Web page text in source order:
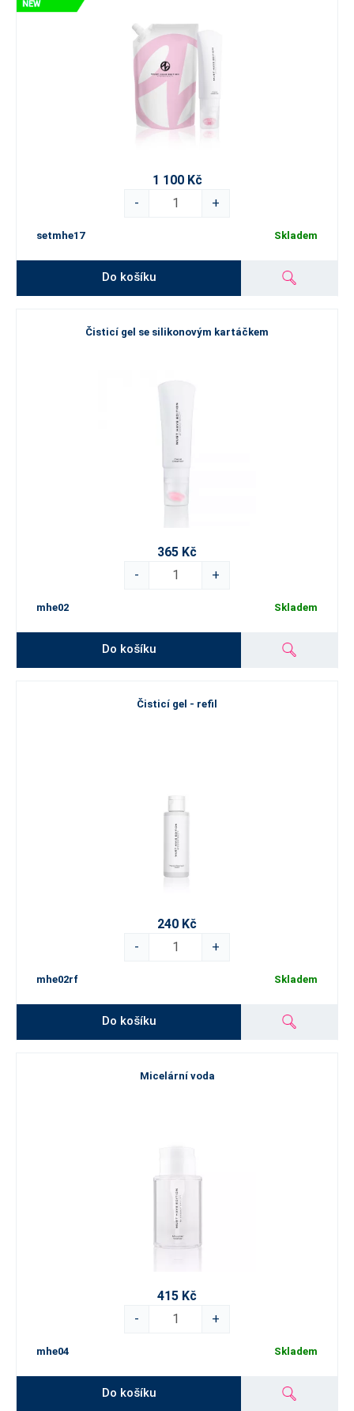
1 100 Kč
-
+
setmhe17 Skladem
Do košíku
Čisticí gel se silikonovým kartáčkem
365 Kč
-
+
mhe02 Skladem
Do košíku
Čisticí gel - refil
240 Kč
-
+
mhe02rf Skladem
Do košíku
Micelární voda
415 Kč
-
+
mhe04 Skladem
Do košíku